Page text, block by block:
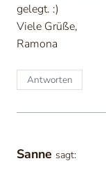
gelegt. :)
Viele Grüße,
Ramona
Antworten
Sanne sagt: